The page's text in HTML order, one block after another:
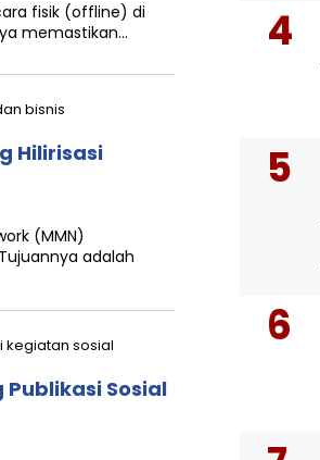
fisik (offline) di
memastikan…
Hilirisasi
(MMN)
adalah
Publikasi Sosial